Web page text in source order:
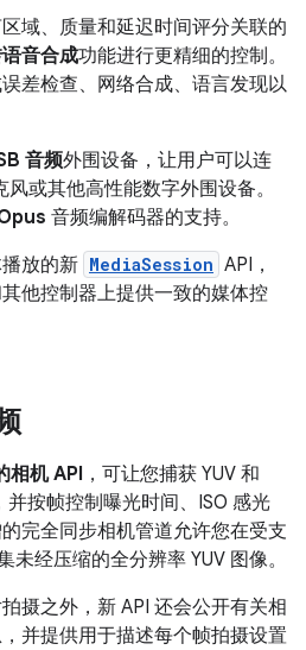
域、质量和延迟时间评分关联的
音合成功能进行更精细的控制。
差检查、网络合成、语言发现以
音频外围设备，让用户可以连
或其他高性能数字外围设备。
音频编解码器的支持。
放的新 MediaSession API，
他控制器上提供一致的媒体控
相机 API ，可让您捕获 YUV 和
并按帧控制曝光时间、ISO 感光
完全同步相机管道允许您在受支
未经压缩的全分辨率 YUV 图像。
摄之外，新 API 还会公开有关相
并提供用于描述每个帧拍摄设置